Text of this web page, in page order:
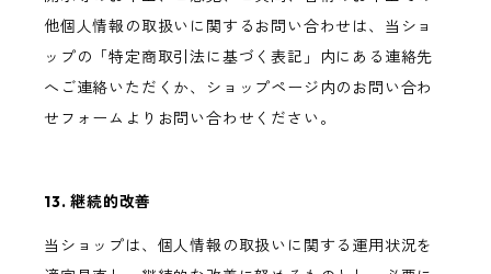
他個人情報の取扱いに関するお問い合わせは、当ショ
ップの「特定商取引法に基づく表記」内にある連絡先
へご連絡いただくか、ショップページ内のお問い合わ
せフォームよりお問い合わせください。
13. 継続的改善
当ショップは、個人情報の取扱いに関する運用状況を